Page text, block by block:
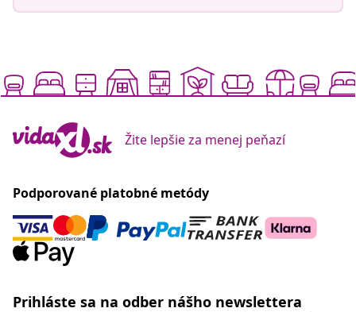
Žite lepšie za menej peňazí
Podporované platobné metódy
Prihláste sa na odber nášho newslettera